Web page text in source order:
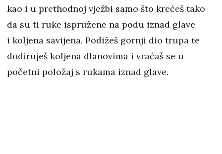
kao i u prethodnoj vježbi samo što krećeš tako
da su ti ruke ispružene na podu iznad glave
i koljena savijena. Podižeš gornji dio trupa te
dodiruješ koljena dlanovima i vraćaš se u
početni položaj s rukama iznad glave.